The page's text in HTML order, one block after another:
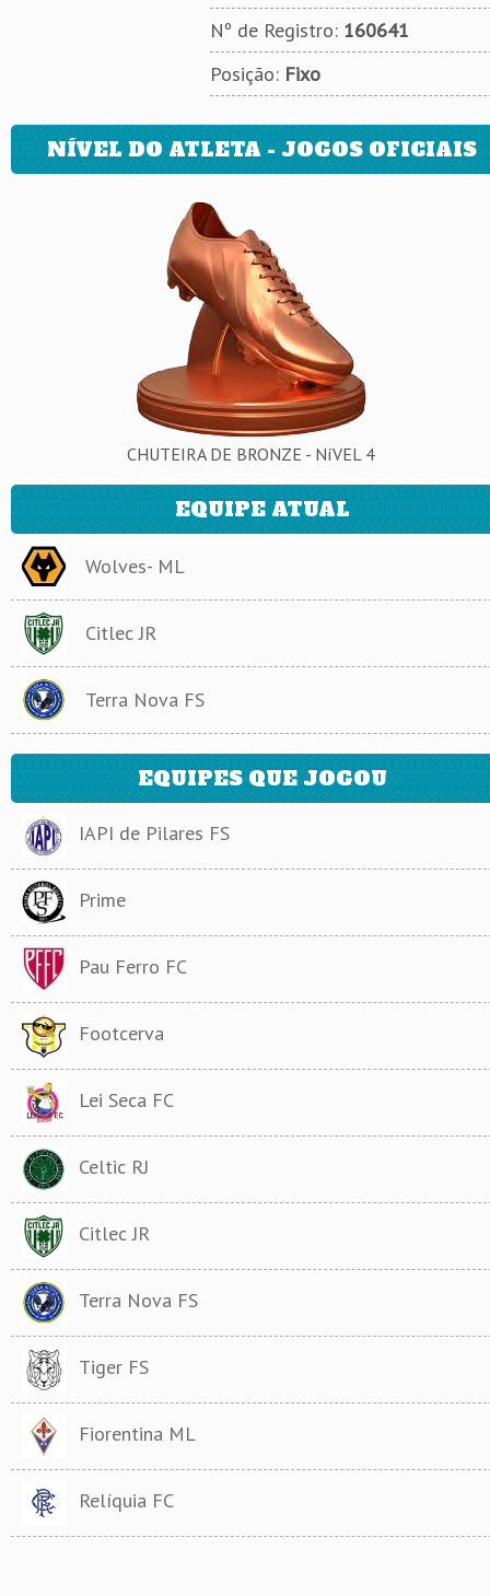
Nº de Registro: 160641
Posição: Fixo
NÍVEL DO ATLETA - JOGOS OFICIAIS
CHUTEIRA DE BRONZE - NíVEL 4
EQUIPE ATUAL
Wolves- ML
Citlec JR
Terra Nova FS
EQUIPES QUE JOGOU
IAPI de Pilares FS
Prime
Pau Ferro FC
Footcerva
Lei Seca FC
Celtic RJ
Citlec JR
Terra Nova FS
Tiger FS
Fiorentina ML
Relíquia FC